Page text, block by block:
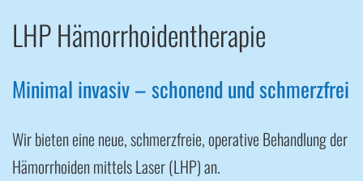
LHP Hämorrhoidentherapie
Minimal invasiv – schonend und schmerzfrei
Wir bieten eine neue, schmerzfreie, operative Behandlung der
Hämorrhoiden mittels Laser (LHP) an.